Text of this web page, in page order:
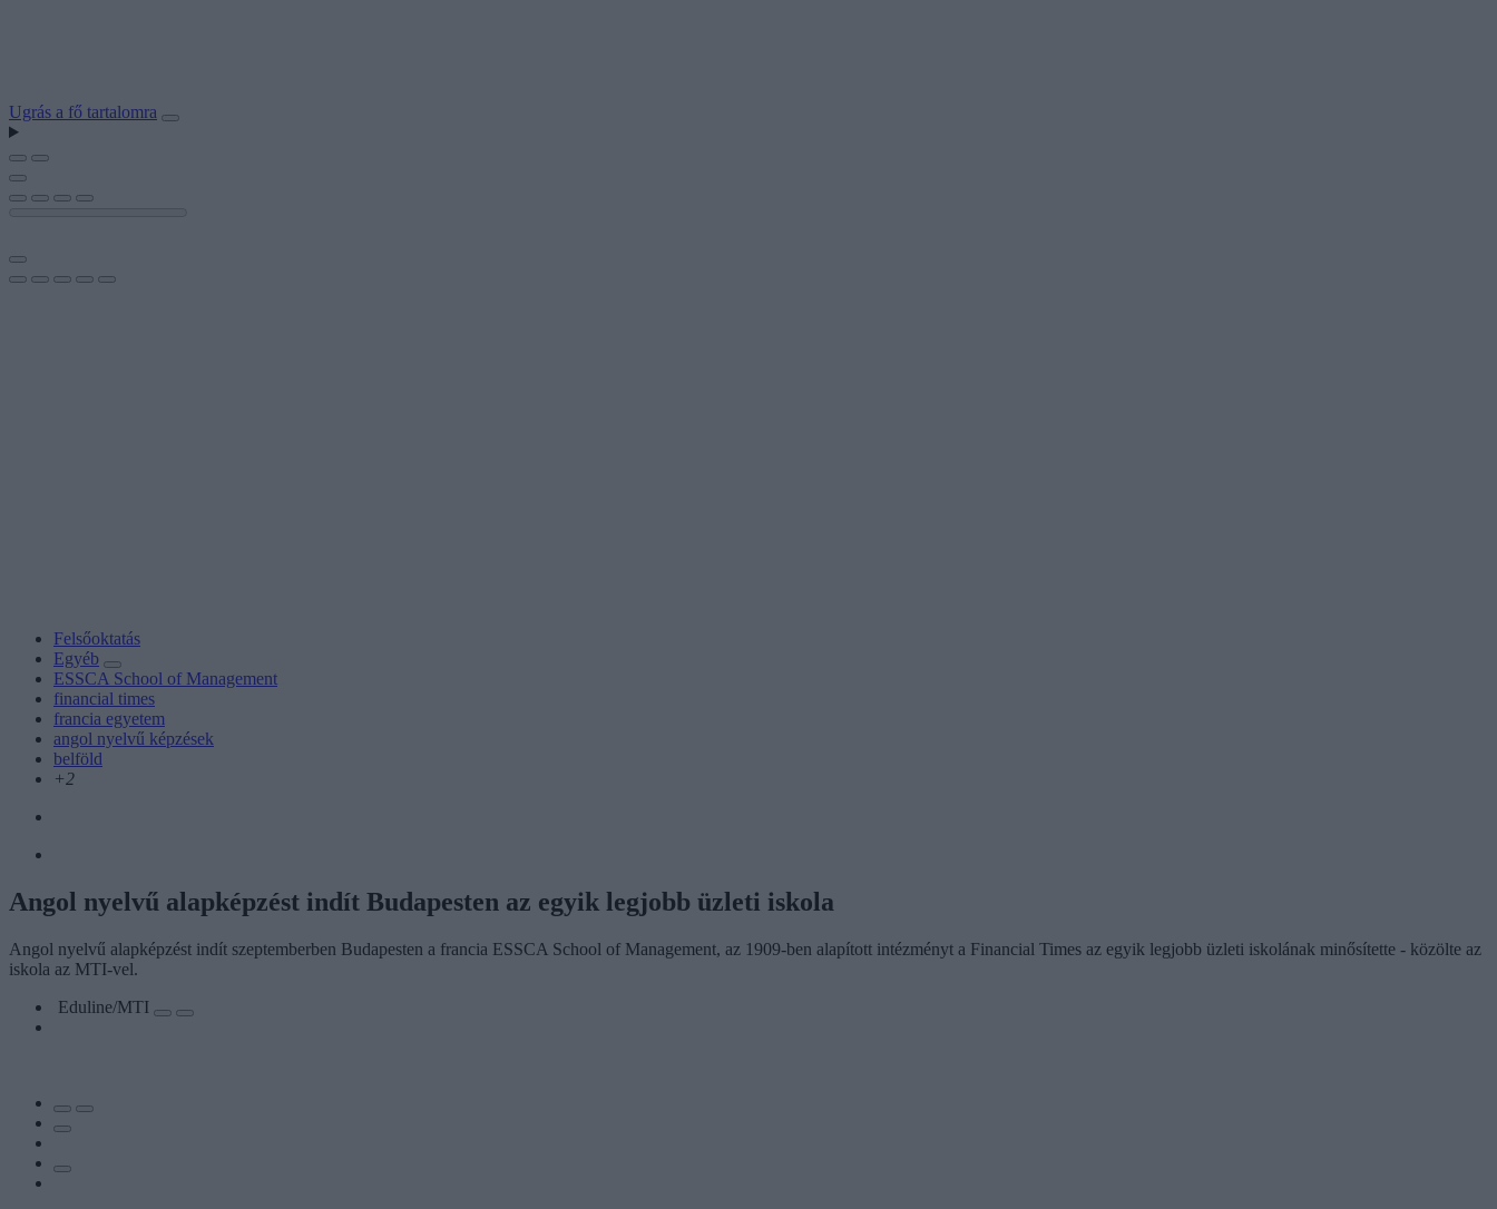
Ugrás a fő tartalomra
Felsőoktatás
Egyéb
ESSCA School of Management
financial times
francia egyetem
angol nyelvű képzések
belföld
+2
Angol nyelvű alapképzést indít Budapesten az egyik legjobb üzleti iskola
Angol nyelvű alapképzést indít szeptemberben Budapesten a francia ESSCA School of Management, az 1909-ben alapított intézményt a Financial Times az egyik legjobb üzleti iskolának minősítette - közölte az
iskola az MTI-vel.
Eduline/MTI